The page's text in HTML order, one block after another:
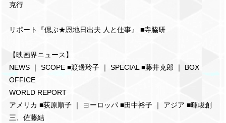
克行
リポート『偲ぶ★恩地日出夫 人と仕事』 ■寺脇研
【映画界ニュース】
NEWS ｜ SCOPE ■渡邊玲子 ｜ SPECIAL ■藤井克郎 ｜ BOX
OFFICE
WORLD REPORT
アメリカ ■荻原順子 ｜ ヨーロッパ ■田中裕子 ｜ アジア ■暉峻創
三、佐藤結